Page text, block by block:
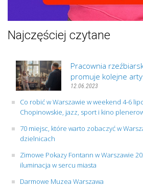
Najczęściej czytane
Pracownia
promuje kolejne
12.06.2023
Co robić w Warszawie w weekend 4-6
Chopinowskie, jazz, sport i kino
70 miejsc, które warto zobaczyć w
dzielnicach
Zimowe Pokazy Fontann w Warszawie
iluminacja w sercu miasta
Darmowe Muzea Warszawa